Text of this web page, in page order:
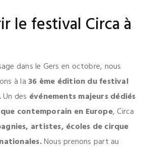
le festival Circa à
dans le Gers en octobre, nous
à la36 ème édition du festival
Un des événements majeurs dédiés
contemporain en Europe, Circa
artistes, écoles de cirque
Nous prenons part au